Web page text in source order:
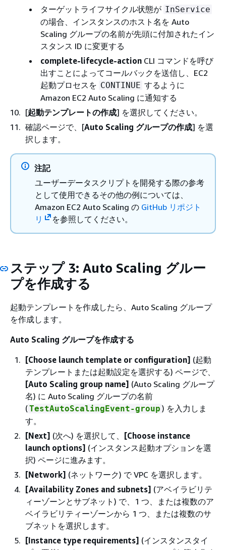
ターゲットライフサイクル状態が InService
の場合、インスタンスのホスト名を Auto
Scaling グループの名前が先頭に付加されたイン
スタンス ID に変更する
complete-lifecycle-action CLI コマンドを呼び
出すことによってコールバックを送信し、EC2
起動プロセスを CONTINUE するように
Amazon EC2 Auto Scaling に通知する
[起動テンプレートの作成] を選択してください。
確認ページで、[Auto Scaling グループの作成] を選
択します。
注記
ユーザーデータスクリプトを開発する際の参考
として使用できるその他の例については、
Amazon EC2 Auto Scaling の GitHub リポジト
リ
を参照してください。
ステップ 3: Auto Scaling グルー
プを作成する
起動テンプレートを作成したら、Auto Scaling グループ
を作成します。
Auto Scaling グループを作成する
[Choose launch template or configuration] (起動
テンプレートまたは起動設定を選択する) ページで、
[Auto Scaling group name] (Auto Scaling グループ
名) に Auto Scaling グループの名前
(TestAutoScalingEvent-group ) を入力しま
す。
[Next] (次へ) を選択して、
[Choose instance
launch options] (インスタンス起動オプションを選
択) ページに進みます。
[Network] (ネットワーク) で VPC を選択します。
[Availability Zones and subnets] (アベイラビリテ
ィーゾーンとサブネット) で、1 つ、または複数のア
ベイラビリティーゾーンから 1 つ、または複数のサ
ブネットを選択します。
[Instance type requirements] (インスタンスタイ